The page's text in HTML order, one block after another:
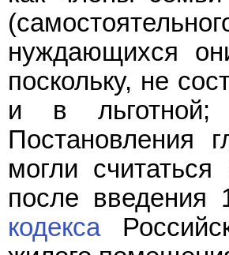
нуждающихся
поскольку, не
и в льготной;
Постановления
могли
после введения
кодекса